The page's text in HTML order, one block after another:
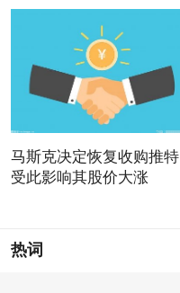
马斯克决定恢复收购推特
受此影响其股价大涨
热词